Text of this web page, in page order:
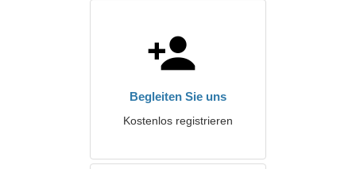
Begleiten Sie uns
Kostenlos registrieren